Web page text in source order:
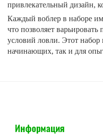
привлекательный дизайн,
Каждый воблер в наборе
что позволяет
условий ловли. Этот набор
начинающих, так и для
Информация